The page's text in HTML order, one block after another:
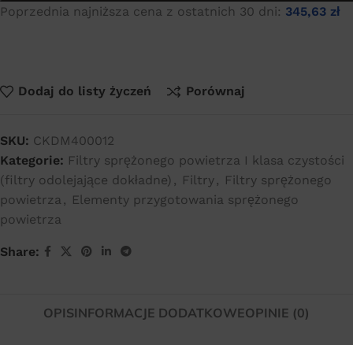
Poprzednia najniższa cena z ostatnich 30 dni: 345,63 zł
Dodaj do listy życzeń Porównaj
SKU: CKDM400012
Kategorie: Filtry sprężonego powietrza I klasa czystości
(filtry odolejające dokładne) , Filtry, Filtry sprężonego
powietrza , Elementy przygotowania sprężonego
powietrza
Share:
OPISINFORMACJE DODATKOWEOPINIE (0)